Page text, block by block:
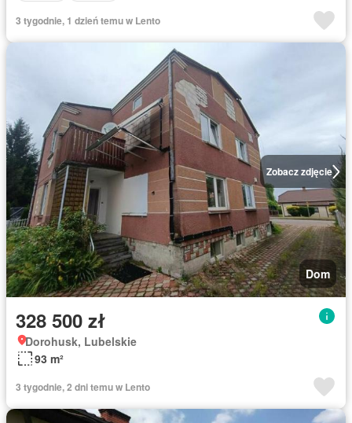
3 tygodnie, 1 dzień temu w Lento
Zobacz zdjęcie
Dom
328 500 zł
Dorohusk, Lubelskie
93 m²
3 tygodnie, 2 dni temu w Lento